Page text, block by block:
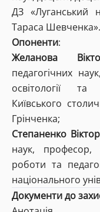
ДЗ «Луганський
Тараса Шевченка».
Опоненти:
Желанова
педагогічних
освітології та
Київського
Грінченка;
Степаненко
наук, професор,
роботи та
національного
Документи до